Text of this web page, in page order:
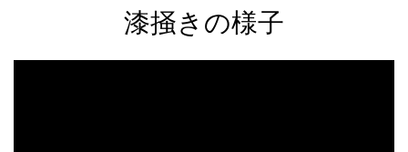
漆掻きの様子